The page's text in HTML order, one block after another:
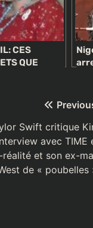
CES
QUE
Swift critique
avec TIME
et son ex-
de « poubelles